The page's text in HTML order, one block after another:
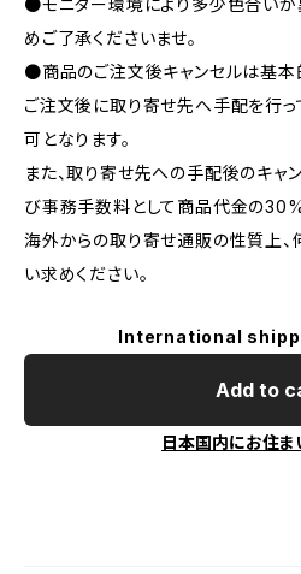
●モニター環境により多少色合いが
めご了承くださいませ。
●商品のご注文後キャンセルは基本
ご注文後に取り寄せ先へ手配を行っ
可となります。
また、取り寄せ先への手配後のキャ
び事務手数料として商品代金の30%
海外からの取り寄せ通販の性質上、
い求めください。
International
Add to
日本国内にお住ま